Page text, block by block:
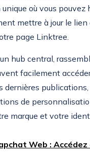
où vous pouvez
mettre à jour le
page Linktree.
hub central,
facilement
dernières
de
marque et votre
Web :